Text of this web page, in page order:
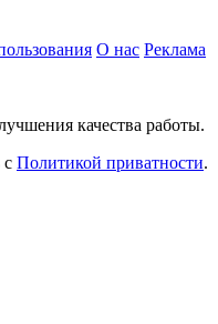
О нас Реклама
качества работы.
с Политикой приватности.